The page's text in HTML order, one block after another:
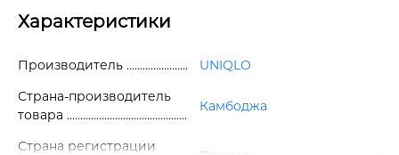
Ткань, изготовленная из нитей с гладкой эластичной
текстурой.
Отличное качество.
Характеристики
Производитель
UNIQLO
Страна-производитель
товара
Камбоджа
Страна регистрации